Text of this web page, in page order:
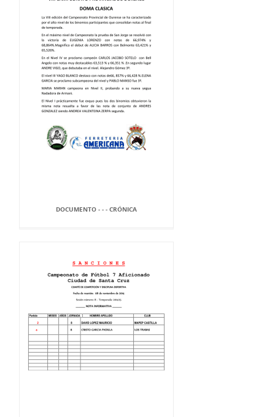
DOCUMENTO - - - CRÓNICA